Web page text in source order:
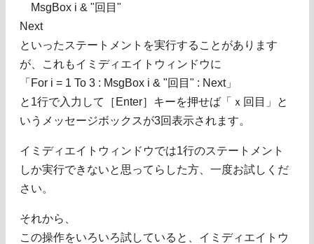
MsgBox i & "回目"
Next
といったステートメントを実行することがあります
が、これもイミディエイトウィンドウに
「For i = 1 To 3 : MsgBox i & "回目" : Next」
と1行で入力して［Enter］キーを押せば「ｘ回目」と
いうメッセージボックスが3回表示されます。
イミディエイトウィンドウでは1行のステートメント
しか実行できないと思ってらした方、一度お試しくだ
さい。
それから、
この操作をいろいろ試していると、イミディエイトウ